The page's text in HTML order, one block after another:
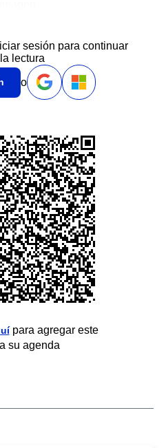
sesión para continuar
lectura
o
para agregar este
su agenda